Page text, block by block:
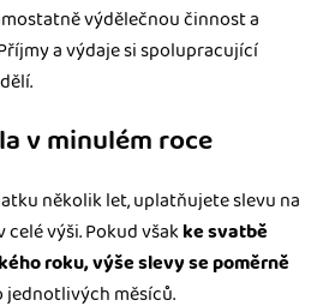
výdělečnou činnost a
a výdaje si spolupracující
v minulém roce
několik let, uplatňujete slevu na
výši. Pokud všakke svatbě
roku, výše slevy se poměrně
měsíců.